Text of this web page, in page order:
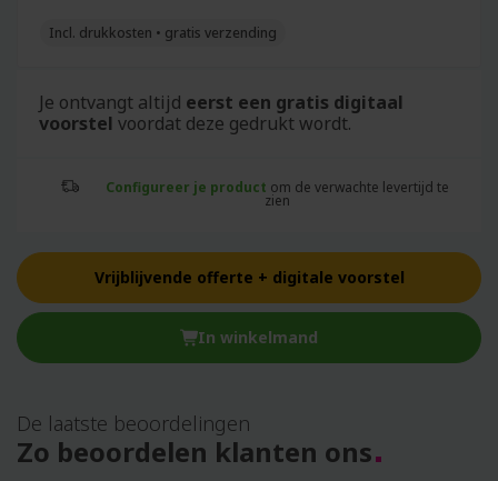
Incl. drukkosten • gratis verzending
Je ontvangt altijd eerst een gratis digitaal
voorstel voordat deze gedrukt wordt.
Configureer je product om de verwachte levertijd te
zien
Vrijblijvende offerte + digitale voorstel
In winkelmand
De laatste beoordelingen
Zo beoordelen klanten ons